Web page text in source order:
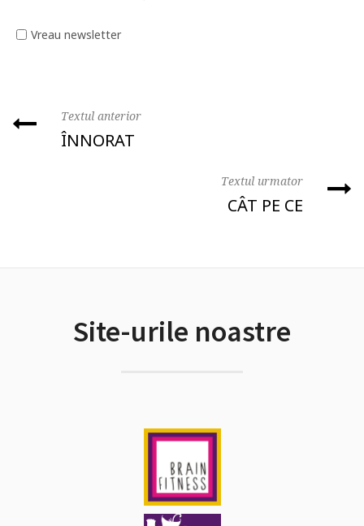
Vreau newsletter
Textul anterior
ÎNNORAT
Textul urmator
CÂT PE CE
Site-urile noastre